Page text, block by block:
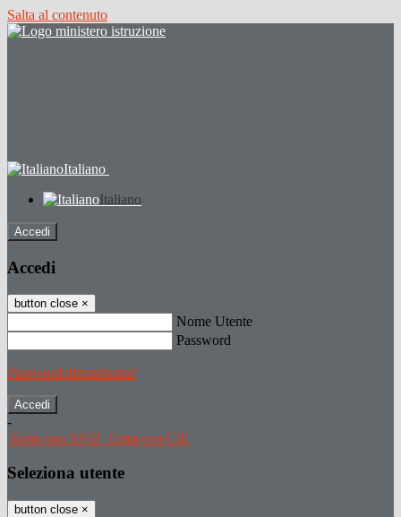
Salta al contenuto
Italiano
Italiano
Accedi
Accedi
button close ×
Nome Utente
Password
Password dimenticata?
-
Entra con SPID Entra con CIE
Seleziona utente
button close ×